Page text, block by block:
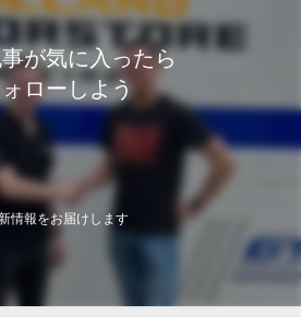
が気に入ったら
ローしよう
情報をお届けします